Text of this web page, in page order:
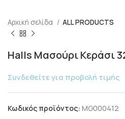
Αρχική σελίδα ALL PRODUCTS
Halls Μασούρι Κεράσι
Συνδεθείτε για προβολή τιμής
Κωδικός προϊόντος: MG000412